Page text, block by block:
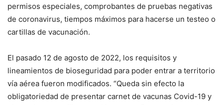
permisos especiales, comprobantes de pruebas negativas
de coronavirus, tiempos máximos para hacerse un testeo o
cartillas de vacunación.
El pasado 12 de agosto de 2022, los requisitos y
lineamientos de bioseguridad para poder entrar a territorio
vía aérea fueron modificados. “Queda sin efecto la
obligatoriedad de presentar carnet de vacunas Covid-19 y